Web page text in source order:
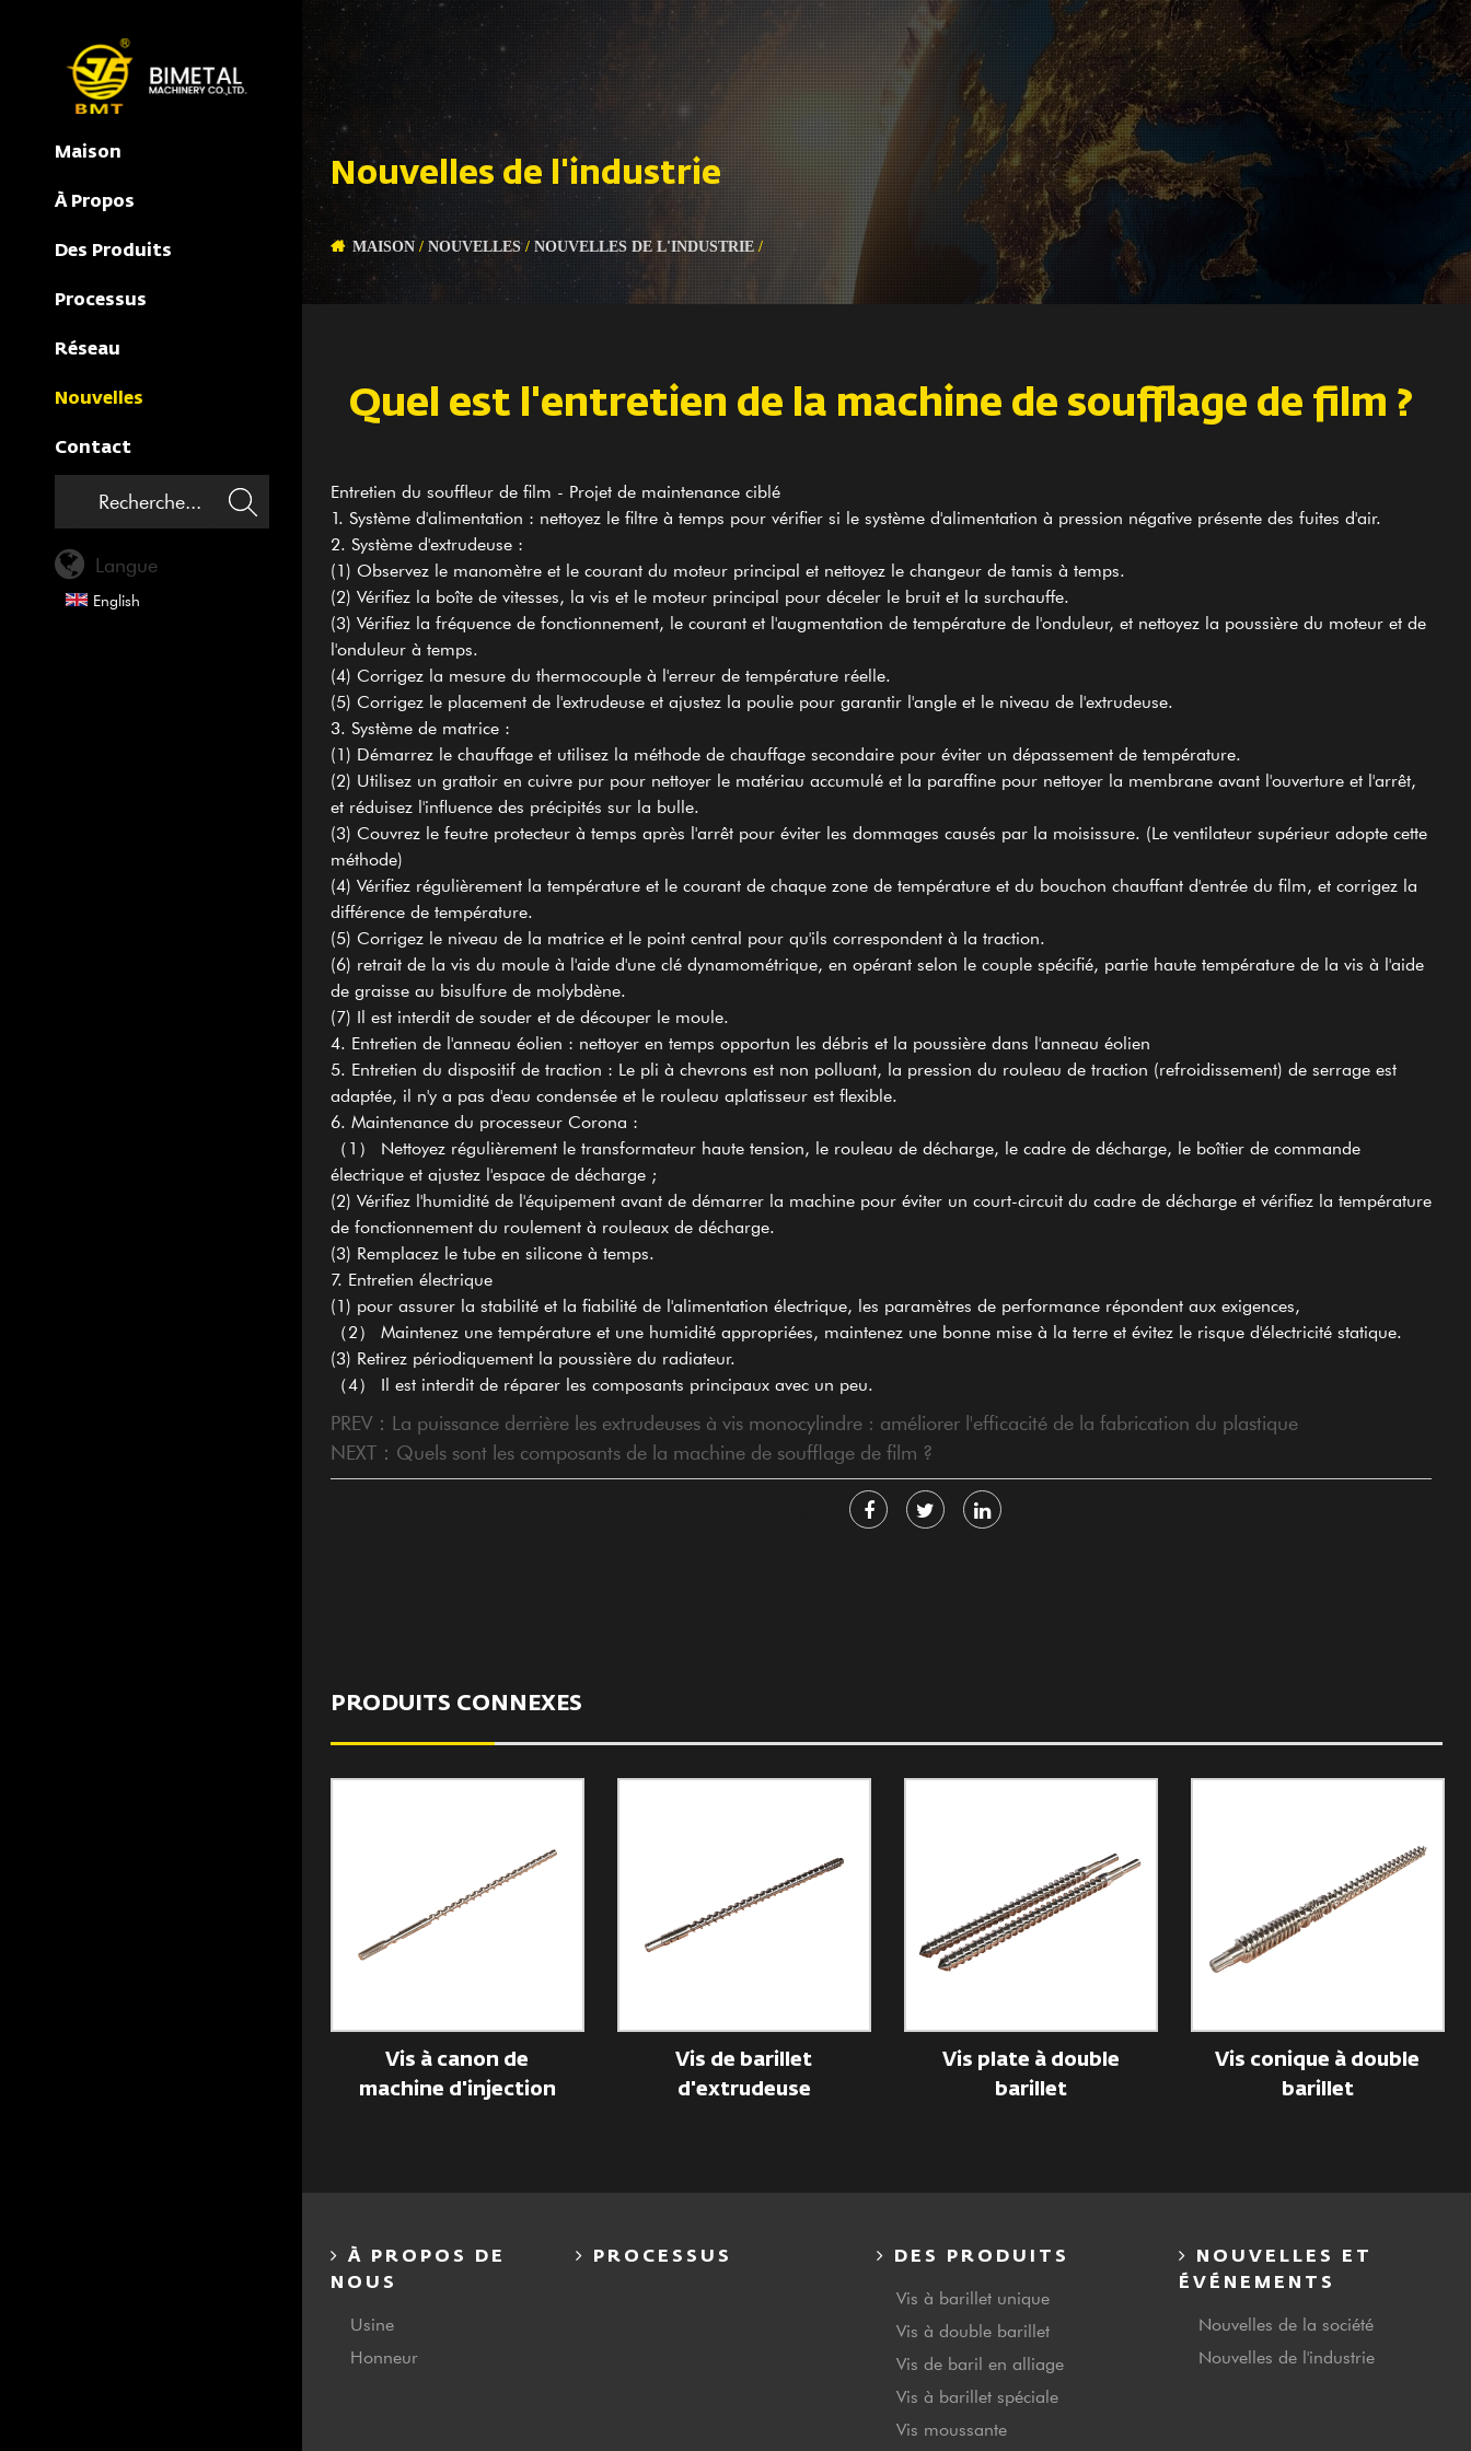
Maison
À Propos
Des Produits
Processus
Réseau
Nouvelles
Contact
Langue
English
Nouvelles de l'industrie
MAISON/ NOUVELLES/ NOUVELLES DE L'INDUSTRIE/
Quel est l'entretien de la machine de soufflage de film ?
Entretien du souffleur de film - Projet de maintenance ciblé
1. Système d'alimentation : nettoyez le filtre à temps pour vérifier si le système d'alimentation à pression négative présente des fuites d'air.
2. Système d'extrudeuse :
(1) Observez le manomètre et le courant du moteur principal et nettoyez le changeur de tamis à temps.
(2) Vérifiez la boîte de vitesses, la vis et le moteur principal pour déceler le bruit et la surchauffe.
(3) Vérifiez la fréquence de fonctionnement, le courant et l'augmentation de température de l'onduleur, et nettoyez la poussière du moteur et de
l'onduleur à temps.
(4) Corrigez la mesure du thermocouple à l'erreur de température réelle.
(5) Corrigez le placement de l'extrudeuse et ajustez la poulie pour garantir l'angle et le niveau de l'extrudeuse.
3. Système de matrice :
(1) Démarrez le chauffage et utilisez la méthode de chauffage secondaire pour éviter un dépassement de température.
(2) Utilisez un grattoir en cuivre pur pour nettoyer le matériau accumulé et la paraffine pour nettoyer la membrane avant l'ouverture et l'arrêt,
et réduisez l'influence des précipités sur la bulle.
(3) Couvrez le feutre protecteur à temps après l'arrêt pour éviter les dommages causés par la moisissure. (Le ventilateur supérieur adopte cette
méthode)
(4) Vérifiez régulièrement la température et le courant de chaque zone de température et du bouchon chauffant d'entrée du film, et corrigez la
différence de température.
(5) Corrigez le niveau de la matrice et le point central pour qu'ils correspondent à la traction.
(6) retrait de la vis du moule à l'aide d'une clé dynamométrique, en opérant selon le couple spécifié, partie haute température de la vis à l'aide
de graisse au bisulfure de molybdène.
(7) Il est interdit de souder et de découper le moule.
4. Entretien de l'anneau éolien : nettoyer en temps opportun les débris et la poussière dans l'anneau éolien
5. Entretien du dispositif de traction : Le pli à chevrons est non polluant, la pression du rouleau de traction (refroidissement) de serrage est
adaptée, il n'y a pas d'eau condensée et le rouleau aplatisseur est flexible.
6. Maintenance du processeur Corona :
（1） Nettoyez régulièrement le transformateur haute tension, le rouleau de décharge, le cadre de décharge, le boîtier de commande
électrique et ajustez l'espace de décharge ;
(2) Vérifiez l'humidité de l'équipement avant de démarrer la machine pour éviter un court-circuit du cadre de décharge et vérifiez la température
de fonctionnement du roulement à rouleaux de décharge.
(3) Remplacez le tube en silicone à temps.
7. Entretien électrique
(1) pour assurer la stabilité et la fiabilité de l'alimentation électrique, les paramètres de performance répondent aux exigences,
（2） Maintenez une température et une humidité appropriées, maintenez une bonne mise à la terre et évitez le risque d'électricité statique.
(3) Retirez périodiquement la poussière du radiateur.
（4） Il est interdit de réparer les composants principaux avec un peu.
PREV：La puissance derrière les extrudeuses à vis monocylindre : améliorer l'efficacité de la fabrication du plastique
NEXT：Quels sont les composants de la machine de soufflage de film ?
PRODUITS CONNEXES
Vis à canon de
machine d'injection
Vis de barillet
d'extrudeuse
Vis plate à double
barillet
Vis conique à double
barillet
À PROPOS DE
NOUS
Usine
Honneur
PROCESSUS DES PRODUITS
Vis à barillet unique
Vis à double barillet
Vis de baril en alliage
Vis à barillet spéciale
Vis moussante
NOUVELLES ET
ÉVÉNEMENTS
Nouvelles de la société
Nouvelles de l'industrie